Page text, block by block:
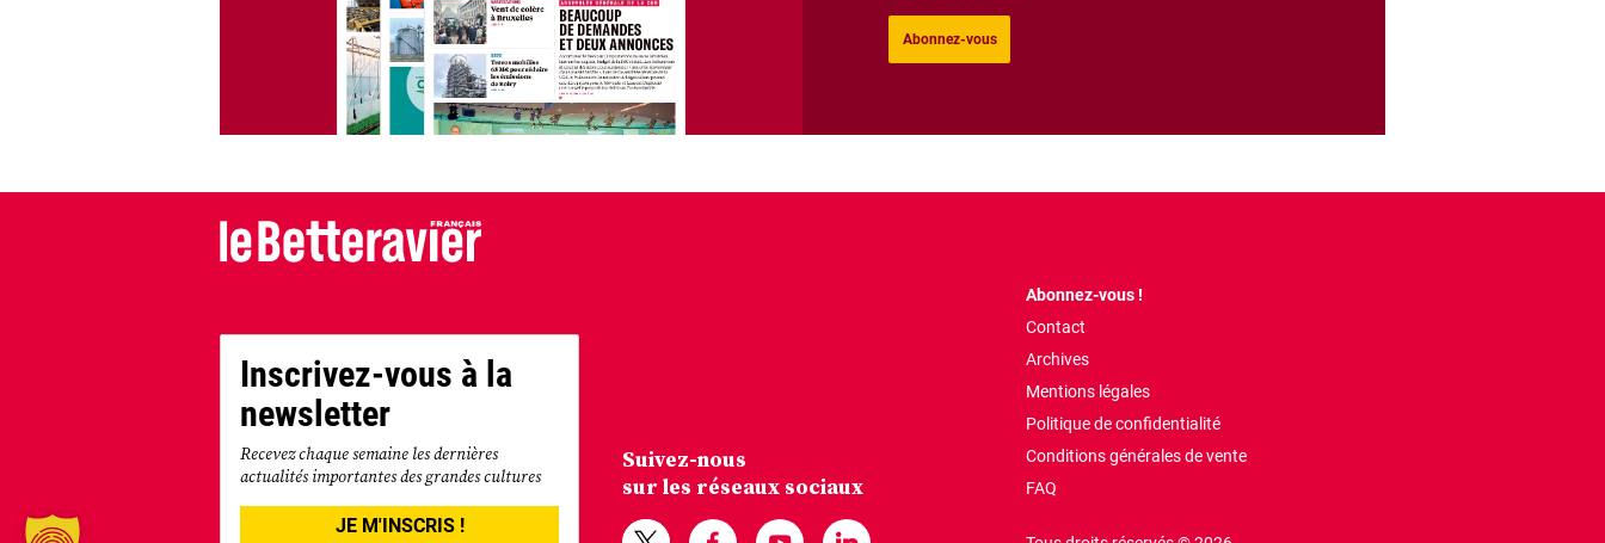
Abonnez-vous
Inscrivez-vous à la
newsletter
Recevez chaque semaine les dernières
actualités importantes des grandes cultures
JE M'INSCRIS !
Suivez-nous
sur les réseaux sociaux
Abonnez-vous !
Contact
Archives
Mentions légales
Politique de confidentialité
Conditions générales de vente
FAQ